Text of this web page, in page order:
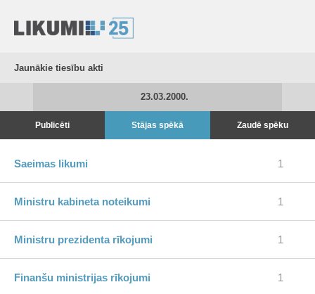
Jaunākie tiesību akti
23.03.2000.
Publicēti Stājas spēkā Zaudē spēku
Saeimas likumi 1
Ministru kabineta noteikumi 1
Ministru prezidenta rīkojumi 1
Finanšu ministrijas rīkojumi 1